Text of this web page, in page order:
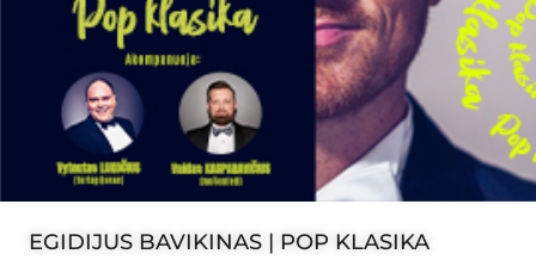
EGIDIJUS BAVIKINAS | POP KLASIKA